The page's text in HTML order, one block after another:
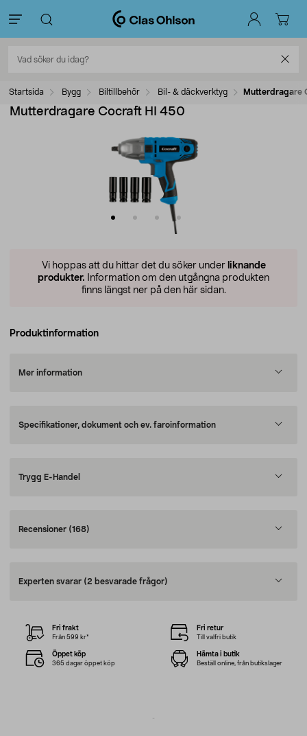
Startsida Bygg Biltillbehör Bil- & däckverktyg Mutterdragare
Mutterdragare Cocraft HI 450
Vi hoppas att du hittar det du söker under liknande
produkter. Information om den utgångna produkten
finns längst ner på den här sidan.
Produktinformation
Mer information
Specifikationer, dokument och ev. faroinformation
Trygg E-Handel
Recensioner (168)
Experten svarar (2 besvarade frågor)
Fri frakt
Från 599 kr*
Fri retur
Till valfri butik
Öppet köp
365 dagar öppet köp
Hämta i butik
Beställ online, från butikslager